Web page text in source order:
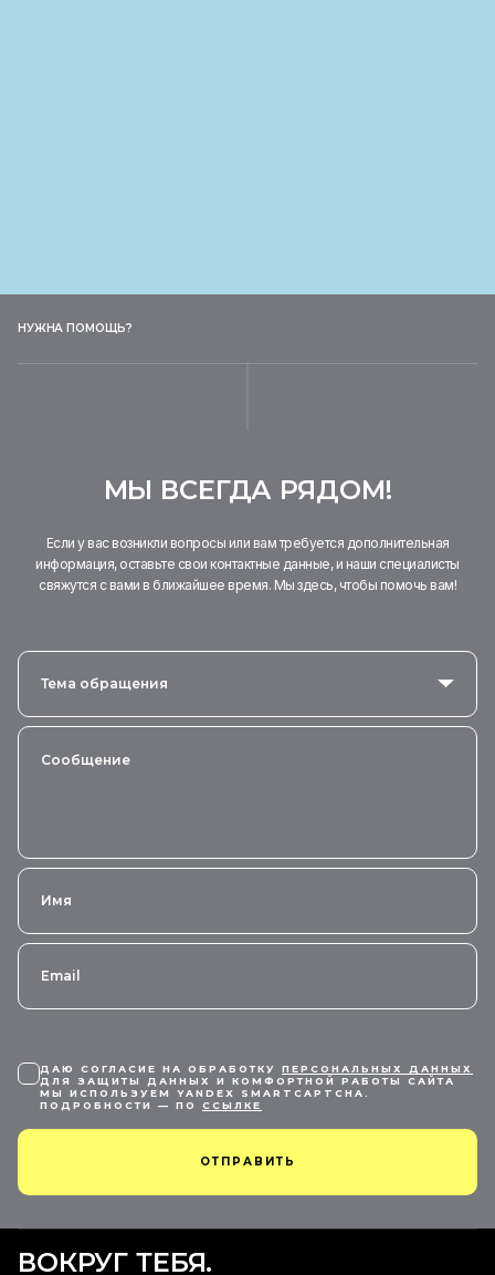
НУЖНА ПОМОЩЬ?
МЫ ВСЕГДА РЯДОМ!
Если у вас возникли вопросы или вам требуется дополнительная
информация, оставьте свои контактные данные, и наши специалисты
свяжутся с вами в ближайшее время. Мы здесь, чтобы помочь вам!
Тема обращения
ДАЮ СОГЛАСИЕ НА ОБРАБОТКУ ПЕРСОНАЛЬНЫХ ДАННЫХ
ДЛЯ ЗАЩИТЫ ДАННЫХ И КОМФОРТНОЙ РАБОТЫ САЙТА
МЫ ИСПОЛЬЗУЕМ YANDEX SMARTCAPTCHA.
ПОДРОБНОСТИ — ПО ССЫЛКЕ
ОТПРАВИТЬ
ВОКРУГ ТЕБЯ.